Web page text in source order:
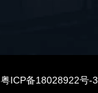
粤ICP备18028922号-3